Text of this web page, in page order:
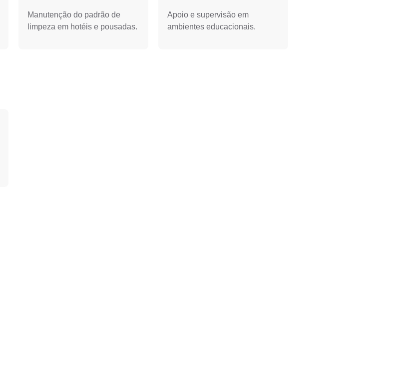
Manutenção do padrão de
limpeza em hotéis e pousadas.
Apoio e supervisão em
ambientes educacionais.